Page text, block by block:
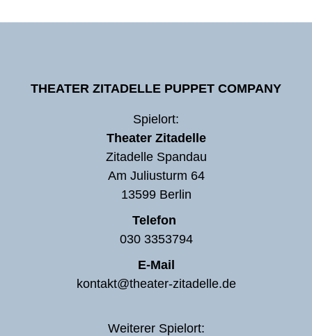
Stromanschluss 220 V
Downloads
THEATER ZITADELLE PUPPET COMPANY
Spielort:
Theater Zitadelle
Zitadelle Spandau
Am Juliusturm 64
13599 Berlin
Telefon
030 3353794
E-Mail
kontakt@theater-zitadelle.de
Weiterer Spielort: